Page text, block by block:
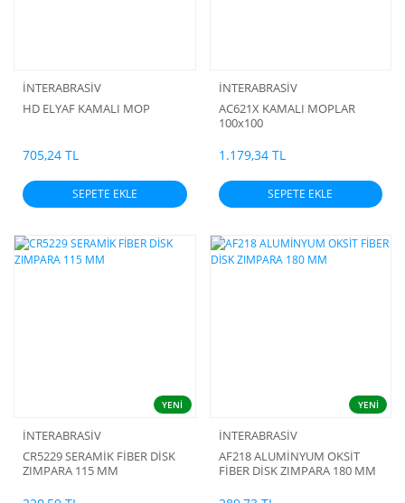
İNTERABRASİV
HD ELYAF KAMALI MOP
705,24 TL
SEPETE EKLE
İNTERABRASİV
AC621X KAMALI MOPLAR
100x100
1.179,34 TL
SEPETE EKLE
YENİ
İNTERABRASİV
CR5229 SERAMİK FİBER DİSK
ZIMPARA 115 MM
YENİ
İNTERABRASİV
AF218 ALUMİNYUM OKSİT
FİBER DİSK ZIMPARA 180 MM